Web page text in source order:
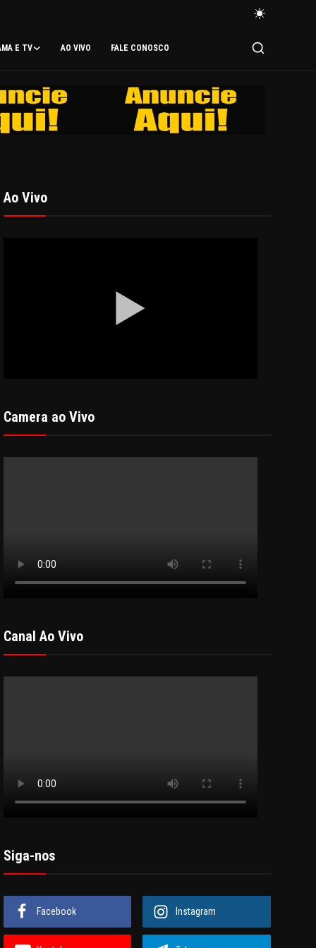
E TV AO VIVO FALE CONOSCO
Ao Vivo
Camera ao Vivo
Canal Ao Vivo
Siga-nos
Facebook Instagram